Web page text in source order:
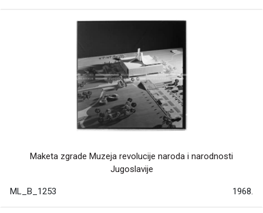
Maketa zgrade Muzeja revolucije naroda i narodnosti
Jugoslavije
ML_B_1253 1968.